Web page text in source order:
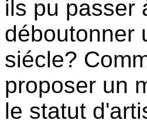
ils pu passer
déboutonner
siécle?
proposer un
le statut